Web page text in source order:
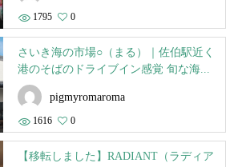
1795 0
さいき海の市場○（まる）｜佐伯駅近く
港のそばのドライブイン感覚 旬な海...
pigmyromaroma
1616 0
【移転しました】RADIANT（ラディア